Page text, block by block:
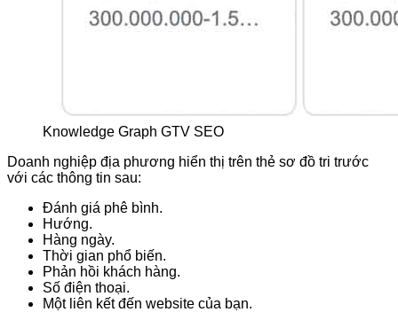
Knowledge Graph GTV SEO
Doanh nghiệp địa phương hiển thị trên thẻ sơ đồ tri trước
với các thông tin sau:
Đánh giá phê bình.
Hướng.
Hàng ngày.
Thời gian phổ biến.
Phản hồi khách hàng.
Số điện thoại.
Một liên kết đến website của bạn.